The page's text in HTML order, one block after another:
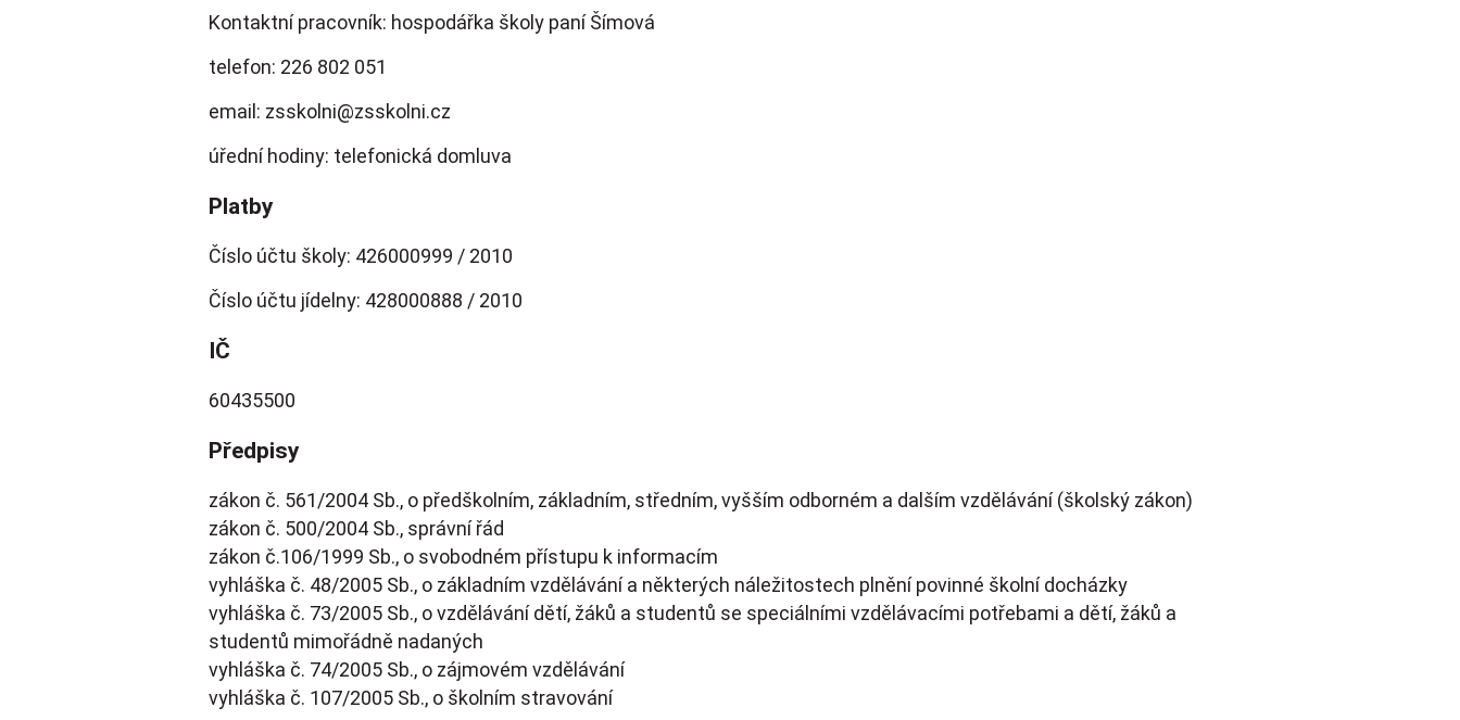
Kontaktní pracovník: hospodářka školy paní Šímová
telefon: 226 802 051
email: zsskolni@zsskolni.cz
úřední hodiny: telefonická domluva
Platby
Číslo účtu školy: 426000999 / 2010
Číslo účtu jídelny: 428000888 / 2010
IČ
60435500
Předpisy
zákon č. 561/2004 Sb., o předškolním, základním, středním, vyšším odborném a dalším vzdělávání (školský zákon)
zákon č. 500/2004 Sb., správní řád
zákon č.106/1999 Sb., o svobodném přístupu k informacím
vyhláška č. 48/2005 Sb., o základním vzdělávání a některých náležitostech plnění povinné školní docházky
vyhláška č. 73/2005 Sb., o vzdělávání dětí, žáků a studentů se speciálními vzdělávacími potřebami a dětí, žáků a
studentů mimořádně nadaných
vyhláška č. 74/2005 Sb., o zájmovém vzdělávání
vyhláška č. 107/2005 Sb., o školním stravování